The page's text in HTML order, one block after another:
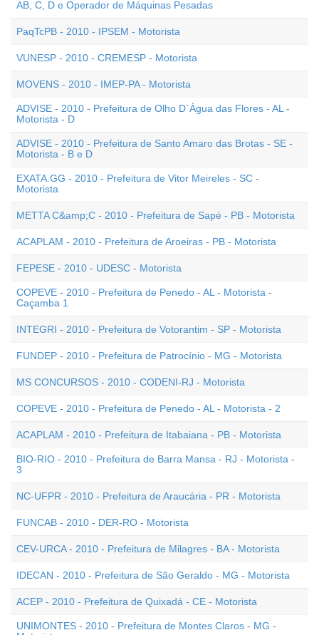
AB, C, D e Operador de Máquinas Pesadas
PaqTcPB - 2010 - IPSEM - Motorista
VUNESP - 2010 - CREMESP - Motorista
MOVENS - 2010 - IMEP-PA - Motorista
ADVISE - 2010 - Prefeitura de Olho D`Água das Flores - AL -
Motorista - D
ADVISE - 2010 - Prefeitura de Santo Amaro das Brotas - SE -
Motorista - B e D
EXATA.GG - 2010 - Prefeitura de Vitor Meireles - SC -
Motorista
METTA C&amp;C - 2010 - Prefeitura de Sapé - PB - Motorista
ACAPLAM - 2010 - Prefeitura de Aroeiras - PB - Motorista
FEPESE - 2010 - UDESC - Motorista
COPEVE - 2010 - Prefeitura de Penedo - AL - Motorista -
Caçamba 1
INTEGRI - 2010 - Prefeitura de Votorantim - SP - Motorista
FUNDEP - 2010 - Prefeitura de Patrocínio - MG - Motorista
MS CONCURSOS - 2010 - CODENI-RJ - Motorista
COPEVE - 2010 - Prefeitura de Penedo - AL - Motorista - 2
ACAPLAM - 2010 - Prefeitura de Itabaiana - PB - Motorista
BIO-RIO - 2010 - Prefeitura de Barra Mansa - RJ - Motorista -
3
NC-UFPR - 2010 - Prefeitura de Araucária - PR - Motorista
FUNCAB - 2010 - DER-RO - Motorista
CEV-URCA - 2010 - Prefeitura de Milagres - BA - Motorista
IDECAN - 2010 - Prefeitura de São Geraldo - MG - Motorista
ACEP - 2010 - Prefeitura de Quixadá - CE - Motorista
UNIMONTES - 2010 - Prefeitura de Montes Claros - MG -